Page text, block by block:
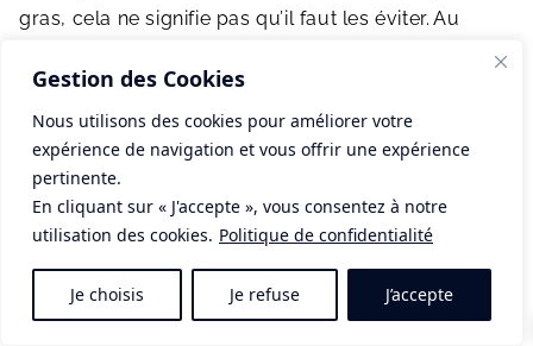
Gestion des Cookies
Nous utilisons des cookies pour améliorer votre
expérience de navigation et vous offrir une expérience
pertinente.
En cliquant sur « J'accepte », vous consentez à notre
utilisation des cookies. Politique de confidentialité
Je choisis Je refuse J’accepte
gras, cela ne signifie pas qu’il faut les éviter. Au
pour les peaux sèches sujettes aux tiraillements et
aux squames. Pour obtenir une texture agréable, je
vous conseille de les mélanger à une huile plus
« sèche » jusqu’à obtenir le résultat qui vous
convient. Des produits commel’huile à barbe
Belgueule offrent ce type de formulation équilibrée.
Peau grasse : huiles légères
recommandées